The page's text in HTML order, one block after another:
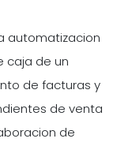
automatizacion
caja de un
de facturas y
de venta
de